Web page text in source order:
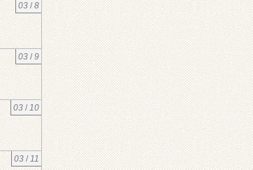
03 /8
03 /9
03 /10
03 /11